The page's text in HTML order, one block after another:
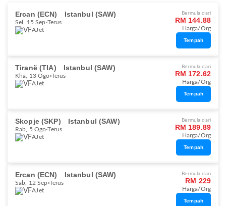
Ercan (ECN) Istanbul (SAW)
Sel, 15 Sep Terus
AJet
Bermula dari
RM 144.88
Harga/Org
Tempah
Tiranë (TIA) Istanbul (SAW)
Kha, 13 Ogo Terus
AJet
Bermula dari
RM 172.62
Harga/Org
Tempah
Skopje (SKP) Istanbul (SAW)
Rab, 5 Ogo Terus
AJet
Bermula dari
RM 189.89
Harga/Org
Tempah
Ercan (ECN) Istanbul (SAW)
Sab, 12 Sep Terus
AJet
Bermula dari
RM 229
Harga/Org
Tempah